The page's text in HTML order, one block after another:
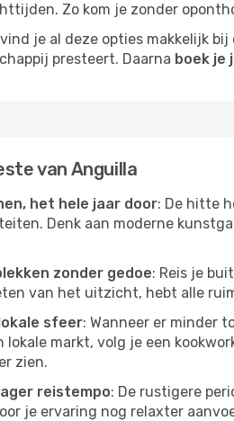
Zo kom je zonder
je al deze opties makkelijk
presteert. Daarna boek je
van Anguilla
het hele jaar door: De hitte
Denk aan moderne
zonder gedoe: Reis je
van het uitzicht, hebt alle
sfeer: Wanneer er minder
lokale markt, volg je een
zien.
reistempo: De rustigere
je ervaring nog relaxter